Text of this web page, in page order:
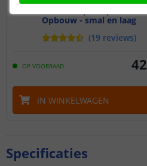
Opbouw - smal en laag
(19 reviews)
OP VOORRAAD 42
IN WINKELWAGEN
Specificaties